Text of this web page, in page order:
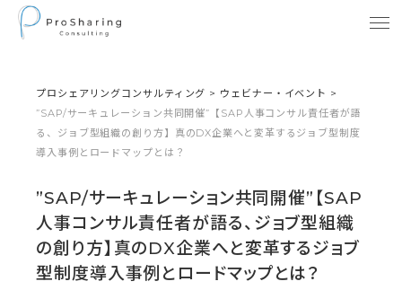
プロシェアリングコンサルティング > ウェビナー・イベント >
”SAP/サーキュレーション共同開催”【SAP人事コンサル責任者が語
る、ジョブ型組織の創り方】真のDX企業へと変革するジョブ型制度
導入事例とロードマップとは？
”SAP/サーキュレーション共同開催”【SAP
人事コンサル責任者が語る、ジョブ型組織
の創り方】真のDX企業へと変革するジョブ
型制度導入事例とロードマップとは？